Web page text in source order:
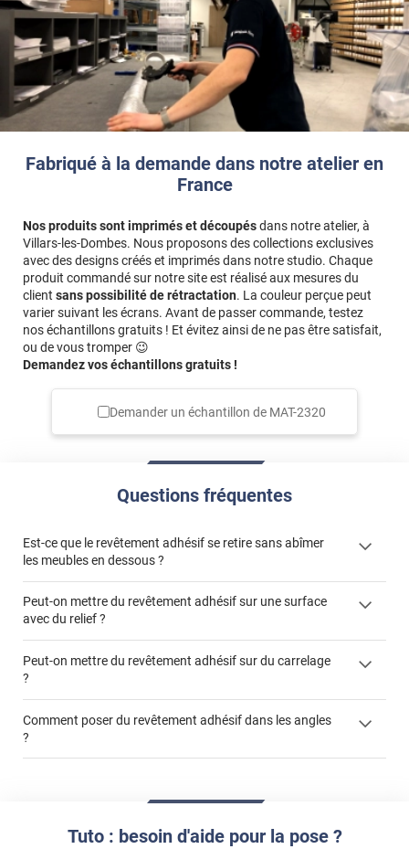
Fabriqué à la demande dans notre atelier en
France
Nos produits sont imprimés et découpésdans notre atelier, à
Villars-les-Dombes. Nous proposons des collections exclusives
avec des designs créés et imprimés dans notre studio. Chaque
produit commandé sur notre site est réalisé aux mesures du
client sans possibilité de rétractation. La couleur perçue peut
varier suivant les écrans. Avant de passer commande, testez
nos échantillons gratuits ! Et évitez ainsi de ne pas être satisfait,
ou de vous tromper 😉
Demandez vos échantillons gratuits !
Demander un échantillon de MAT-2320
Questions fréquentes
Est-ce que le revêtement adhésif se retire sans abîmer
les meubles en dessous ?
colle
Peut-on mettre du revêtement adhésif sur une surface
avec du relief ?
Peut-on mettre du revêtement adhésif sur du carrelage
?
Commander à la taille des carreaux et réappliquer un joint
propre par dessus
Comment poser du revêtement adhésif dans les angles
?
Tuto : besoin d'aide pour la pose ?